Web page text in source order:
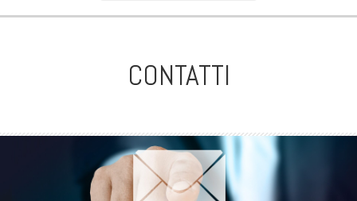
CONTATTI